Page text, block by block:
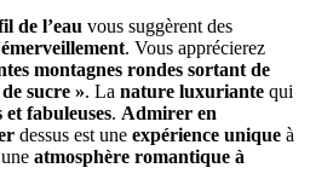
de l’eau vous suggèrent des
. Vous apprécierez
montagnes rondes sortant de
sucre ». La nature luxuriante qui
et fabuleuses. Admirer en
dessus est une expérience unique à
atmosphère romantique à